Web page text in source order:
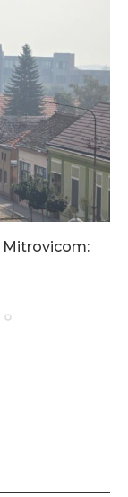
Mitrovicom: